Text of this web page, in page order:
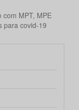
com MPT, MPE
para covid-19